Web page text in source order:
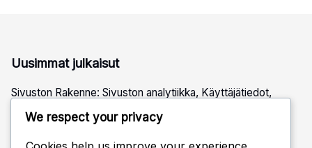
Uusimmat julkaisut
Sivuston Rakenne: Sivuston analytiikka, Käyttäjätiedot,
Sivuston Rakenne: Sisältötyypit, Multimediat,
Käyttäjäengagement
We respect your privacy